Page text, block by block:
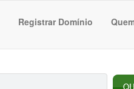
Registrar Domínio